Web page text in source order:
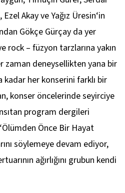
Akay ve Yağız Üresin‘in
Gökçe Gürçay da yer
rock – füzyon tarzlarına yakın
zaman deneysellikten yana bir
kadar her konserini farklı bir
konser öncelerinde seyirciye
program dergileri
Önce Bir Hayat
söylemeye devam ediyor,
ağırlığını grubun kendi